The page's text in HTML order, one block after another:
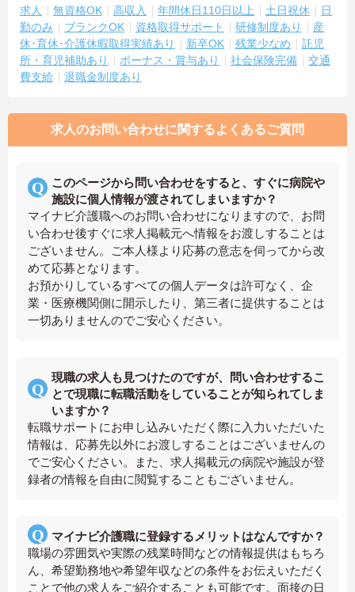
求人
無資格OK 高収入 年間休日110日以上 土日祝休
日
勤のみ
ブランクOK 資格取得サポート 研修制度あり
産
休･育休･介護休暇取得実績あり
新卒OK 残業少なめ
託児
所・育児補助あり
ボーナス・賞与あり 社会保険完備
交通
費支給
退職金制度あり
求人のお問い合わせに関するよくあるご質問
このページから問い合わせをすると、すぐに病院や
施設に個人情報が渡されてしまいますか？
マイナビ介護職へのお問い合わせになりますので、お問
い合わせ後すぐに求人掲載元へ情報をお渡しすることは
ございません。ご本人様より応募の意志を伺ってから改
めて応募となります。
お預かりしているすべての個人データは許可なく、企
業・医療機関側に開示したり、第三者に提供することは
一切ありませんのでご安心ください。
現職の求人も見つけたのですが、問い合わせするこ
とで現職に転職活動をしていることが知られてしま
いますか？
転職サポートにお申し込みいただく際に入力いただいた
情報は、応募先以外にお渡しすることはございませんの
でご安心ください。また、求人掲載元の病院や施設が登
録者の情報を自由に閲覧することもございません。
マイナビ介護職に登録するメリットはなんですか？
職場の雰囲気や実際の残業時間などの情報提供はもちろ
ん、希望勤務地や希望年収などの条件をお伝えいただく
ことで他の求人をご紹介することも可能です。面接の日